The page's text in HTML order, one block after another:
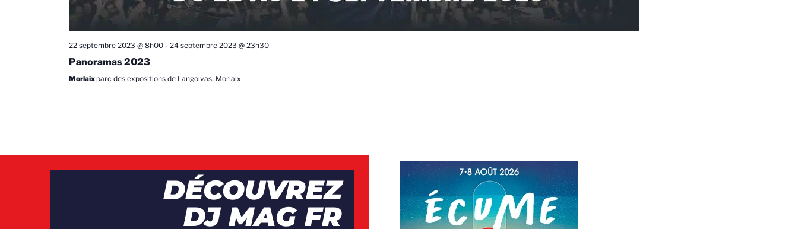
22 septembre 2023 @ 8h00- 24 septembre 2023 @ 23h30
Panoramas 2023
Morlaix parc des expositions de Langolvas, Morlaix
DÉCOUVREZ
DJ MAG FR